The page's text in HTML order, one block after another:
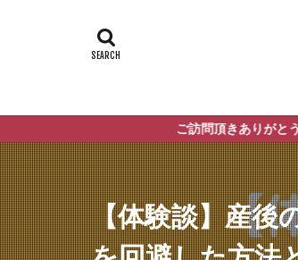
ご訪問頂きありがとうございます
【体験談】産後